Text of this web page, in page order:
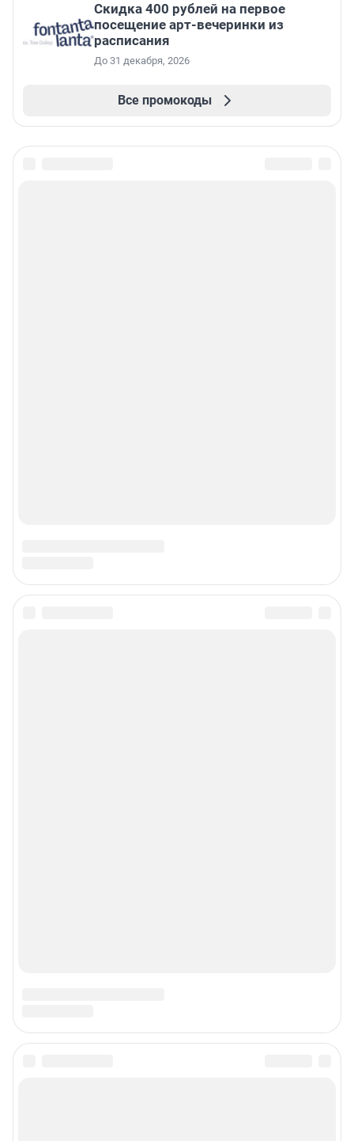
Cкидка 400 рублей на первое
посещение арт-вечеринки из
расписания
До 31 декабря, 2026
Все промокоды